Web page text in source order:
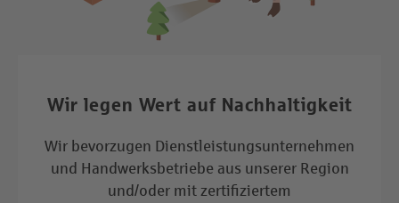
Wir legen Wert auf Nachhaltigkeit
Wir bevorzugen Dienstleistungsunternehmen
und Handwerksbetriebe aus unserer Region
und/oder mit zertifiziertem